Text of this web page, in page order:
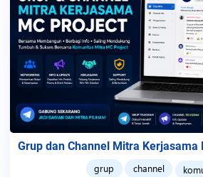
Grup dan Channel Mitra Kerjasama
grup channel